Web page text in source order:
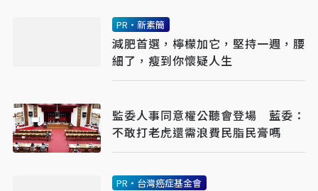
PR・新素簡
減肥首選，檸檬加它，堅持一週，腰
細了，瘦到你懷疑人生
監委人事同意權公聽會登場 藍委：
不敢打老虎還需浪費民脂民膏嗎
PR・台灣癌症基金會